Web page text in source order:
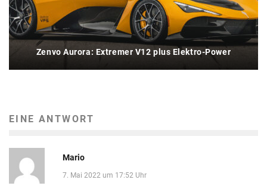
Zenvo Aurora: Extremer V12 plus Elektro-Power
EINE ANTWORT
Mario
7. Mai 2022 um 17:52 Uhr